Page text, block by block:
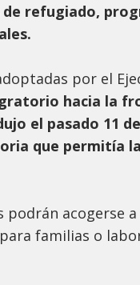
refugiado,
por el
hacia la
el pasado 11
que permitía
podrán acogerse
familias o